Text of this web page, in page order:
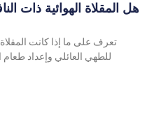
هل المقلاة الهوائية ذات
تعرف على ما إذا كانت المقلاة
للطهي العائلي وإعداد